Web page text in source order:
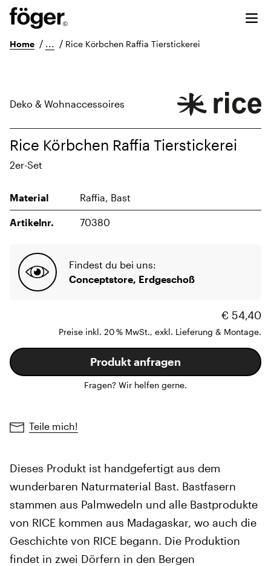
Home / ... / Rice Körbchen Raffia Tierstickerei
Deko & Wohnaccessoires
Rice Körbchen Raffia Tierstickerei
2er-Set
Material Raffia, Bast
Artikelnr. 70380
Findest du bei uns:
Conceptstore, Erdgeschoß
€ 54,40
Preise inkl. 20 % MwSt., exkl. Lieferung & Montage.
Produkt anfragen
Fragen? Wir helfen gerne.
Teile mich!
Dieses Produkt ist handgefertigt aus dem
wunderbaren Naturmaterial Bast. Bastfasern
stammen aus Palmwedeln und alle Bastprodukte
von RICE kommen aus Madagaskar, wo auch die
Geschichte von RICE begann. Die Produktion
findet in zwei Dörfern in den Bergen